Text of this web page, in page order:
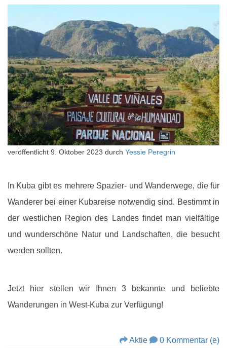
veröffentlicht 9. Oktober 2023 durch Yessie Peregrin
In Kuba gibt es mehrere Spazier- und Wanderwege, die für
Wanderer bei einer Kubareise notwendig sind. Bestimmt in
der westlichen Region des Landes findet man vielfältige
und wunderschöne Natur und Landschaften, die besucht
werden sollten.
Jetzt hier stellen wir Ihnen 3 bekannte und beliebte
Wanderungen in West-Kuba zur Verfügung!
Aktie 0 Kommentar (e)